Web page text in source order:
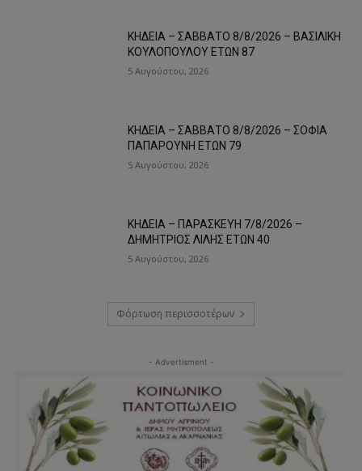
ΚΗΔΕΙΑ – ΣΑΒΒΑΤΟ 8/8/2026 – ΒΑΣΙΛΙΚΗ
ΚΟΥΛΟΠΟΥΛΟΥ ΕΤΩΝ 87
5 Αυγούστου, 2026
ΚΗΔΕΙΑ – ΣΑΒΒΑΤΟ 8/8/2026 – ΣΟΦΙΑ
ΠΑΠΑΡΟΥΝΗ ΕΤΩΝ 79
5 Αυγούστου, 2026
ΚΗΔΕΙΑ – ΠΑΡΑΣΚΕΥΗ 7/8/2026 –
ΔΗΜΗΤΡΙΟΣ ΛΙΛΗΣ ΕΤΩΝ 40
5 Αυγούστου, 2026
Φόρτωση περισσοτέρων
- Advertisment -